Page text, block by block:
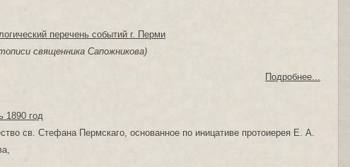
перечень событий г. Перми
священника Сапожникова)
Подробнее...
1890 год
св. Стефана Пермскаго, основанное по иницативе протоиepeя E. А.